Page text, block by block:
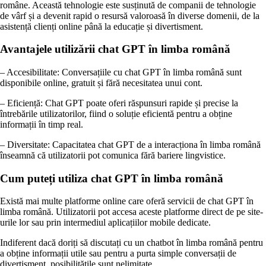
române. Această tehnologie este susținută de companii de tehnologie
de vârf și a devenit rapid o resursă valoroasă în diverse domenii, de la
asistență clienți online până la educație și divertisment.
Avantajele utilizării chat GPT în limba română
– Accesibilitate: Conversațiile cu chat GPT în limba română sunt
disponibile online, gratuit și fără necesitatea unui cont.
– Eficiență: Chat GPT poate oferi răspunsuri rapide și precise la
întrebările utilizatorilor, fiind o soluție eficientă pentru a obține
informații în timp real.
– Diversitate: Capacitatea chat GPT de a interacționa în limba română
înseamnă că utilizatorii pot comunica fără bariere lingvistice.
Cum puteți utiliza chat GPT în limba română
Există mai multe platforme online care oferă servicii de chat GPT în
limba română. Utilizatorii pot accesa aceste platforme direct de pe site-
urile lor sau prin intermediul aplicațiilor mobile dedicate.
Indiferent dacă doriți să discutați cu un chatbot în limba română pentru
a obține informații utile sau pentru a purta simple conversații de